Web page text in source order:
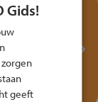
het
Gids!
geeft